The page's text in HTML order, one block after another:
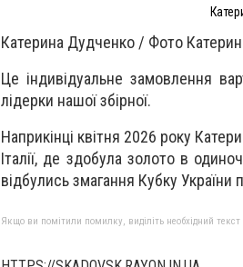
Катерина Дудченко / Фото
Це індивідуальне замовлення
лідерки нашої збірної.
Наприкінці квітня 2026 року
Італії, де здобула золото в
відбулись змагання Кубку України
Якщо ви помітили помилку, виділіть необхідний